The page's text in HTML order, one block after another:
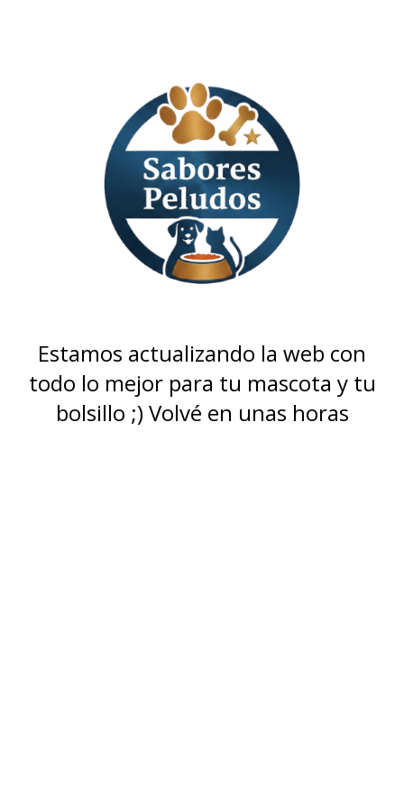
Estamos actualizando la web con
todo lo mejor para tu mascota y tu
bolsillo ;) Volvé en unas horas